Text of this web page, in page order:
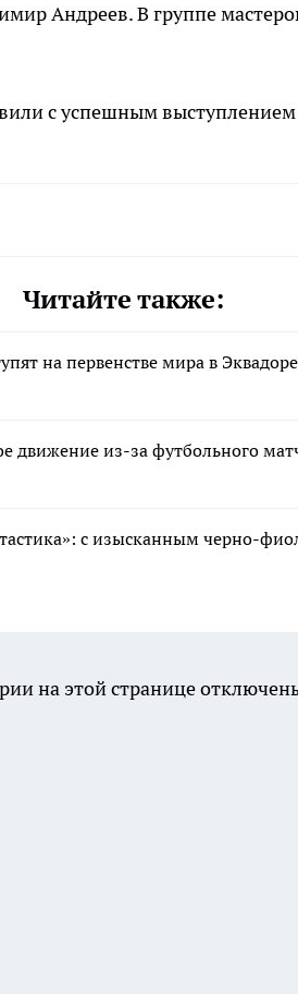
Андреев. В группе
с успешным
Читайте также:
на первенстве мира в Эквадоре
движение из-за футбольного
с изысканным черно-
на этой странице